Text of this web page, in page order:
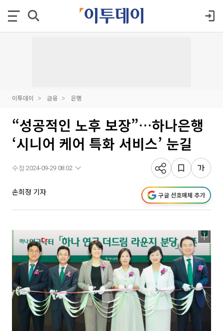
이투데이 금융 은행
“성공적인 노후 보장”…하나은행
‘시니어 케어 특화 서비스’ 눈길
수정 2024-09-29 08:02
손희정 기자 구글 선호매체 추가